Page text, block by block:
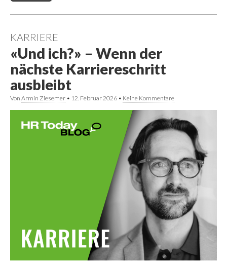
KARRIERE
«Und ich?» – Wenn der
nächste Karriereschritt
ausbleibt
Von Armin Ziesemer • 12. Februar 2026 • Keine Kommentare